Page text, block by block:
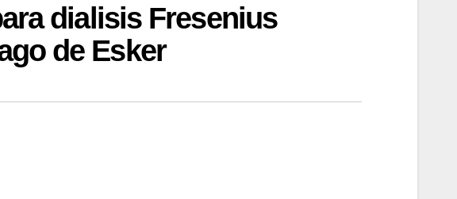
dialisis Fresenius
de Esker